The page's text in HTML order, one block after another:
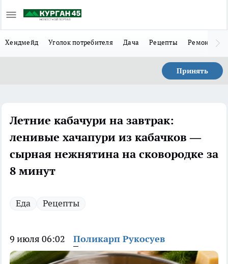
Хендмейд Уголок потребителя Дача Рецепты Ремонт
Принять
Летние кабачури на завтрак:
ленивые хачапури из кабачков —
сырная нежнятина на сковородке за
8 минут
Еда Рецепты
9 июля 06:02 Поликарп Рукосуев